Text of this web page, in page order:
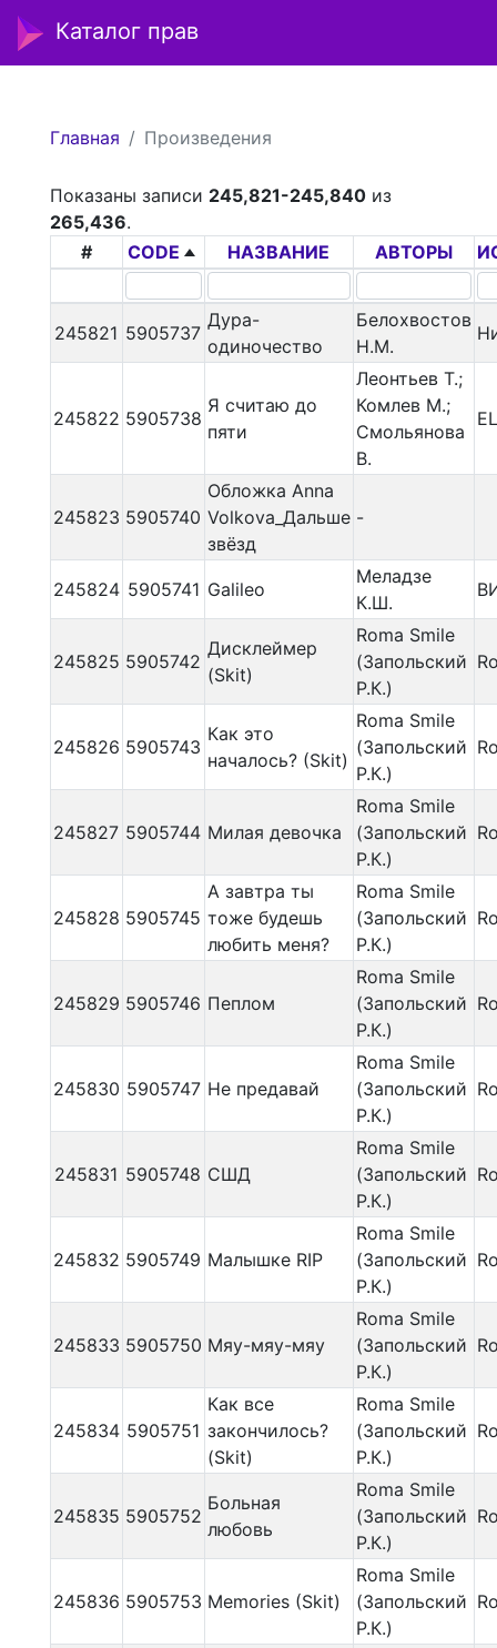
Каталог прав
Главная Произведения
Показаны записи 245,821-245,840из
265,436.
#
CODE НАЗВАНИЕ АВТОРЫ
245821 5905737
Дура-
одиночество
Белохвостов
Н.М.
245822 5905738
Я считаю до
пяти
Леонтьев Т.;
Комлев М.;
Смольянова
В.
245823 5905740
Обложка Anna
Volkova_Дальше
звёзд
-
245824 5905741 Galileo
Меладзе
К.Ш.
245825 5905742
Дисклеймер
(Skit)
Roma Smile
(Запольский
Р.К.)
245826 5905743
Как это
началось? (Skit)
Roma Smile
(Запольский
Р.К.)
245827 5905744 Милая девочка
Roma Smile
(Запольский
Р.К.)
245828 5905745
А завтра ты
тоже будешь
любить меня?
Roma Smile
(Запольский
Р.К.)
245829 5905746 Пеплом
Roma Smile
(Запольский
Р.К.)
245830 5905747 Не предавай
Roma Smile
(Запольский
Р.К.)
245831 5905748 СШД
Roma Smile
(Запольский
Р.К.)
245832 5905749 Малышке RIP
Roma Smile
(Запольский
Р.К.)
245833 5905750 Мяу-мяу-мяу
Roma Smile
(Запольский
Р.К.)
245834 5905751
Как все
закончилось?
(Skit)
Roma Smile
(Запольский
Р.К.)
245835 5905752
Больная
любовь
Roma Smile
(Запольский
Р.К.)
245836 5905753 Memories (Skit)
Roma Smile
(Запольский
Р.К.)